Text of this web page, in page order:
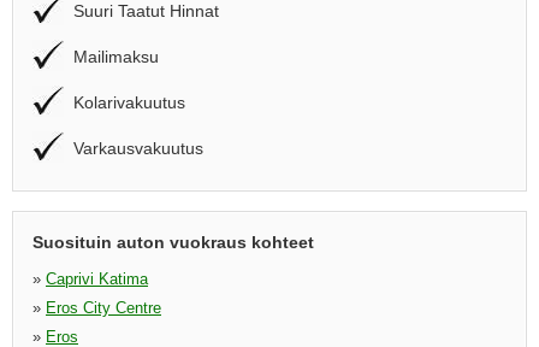
Suuri Taatut Hinnat
Mailimaksu
Kolarivakuutus
Varkausvakuutus
Suosituin auton vuokraus kohteet
» Caprivi Katima
» Eros City Centre
» Eros